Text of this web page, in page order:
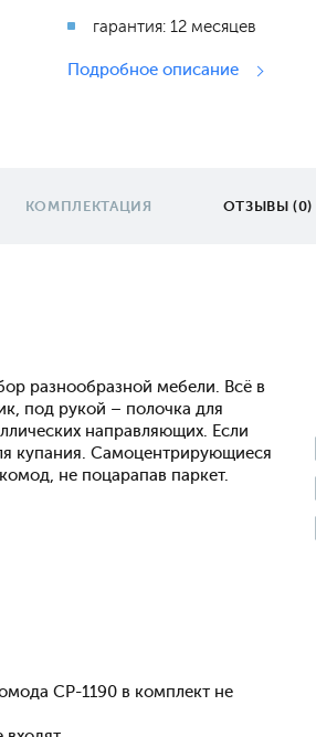
гарантия: 12 месяцев
Подробное описание
КОМПЛЕКТАЦИЯ ОТЗЫВЫ (0)
разнообразной мебели. Всё в
под рукой – полочка для
направляющих. Если
купания. Самоцентрирующиеся
не поцарапав паркет.
CP-1190 в комплект не